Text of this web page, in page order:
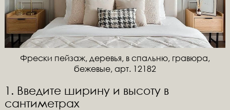
Фрески пейзаж, деревья, в спальню, гравюра,
бежевые, арт. 12182
1. Введите ширину и высоту в
сантиметрах